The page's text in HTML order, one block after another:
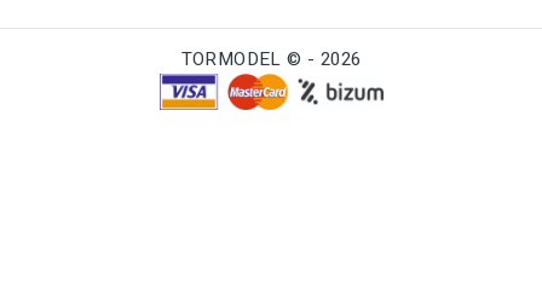
TORMODEL © - 2026